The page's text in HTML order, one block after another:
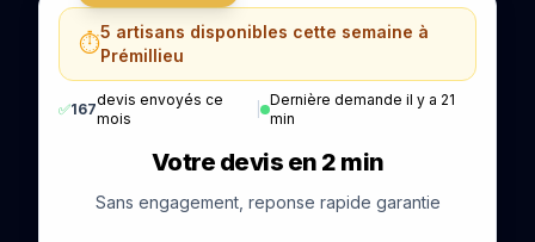
⏱️5 artisans disponibles cette semaine à
Prémillieu
✅167
devis envoyés ce
mois
Dernière demande il y a 21
min
Votre devis en 2 min
Sans engagement, reponse rapide garantie